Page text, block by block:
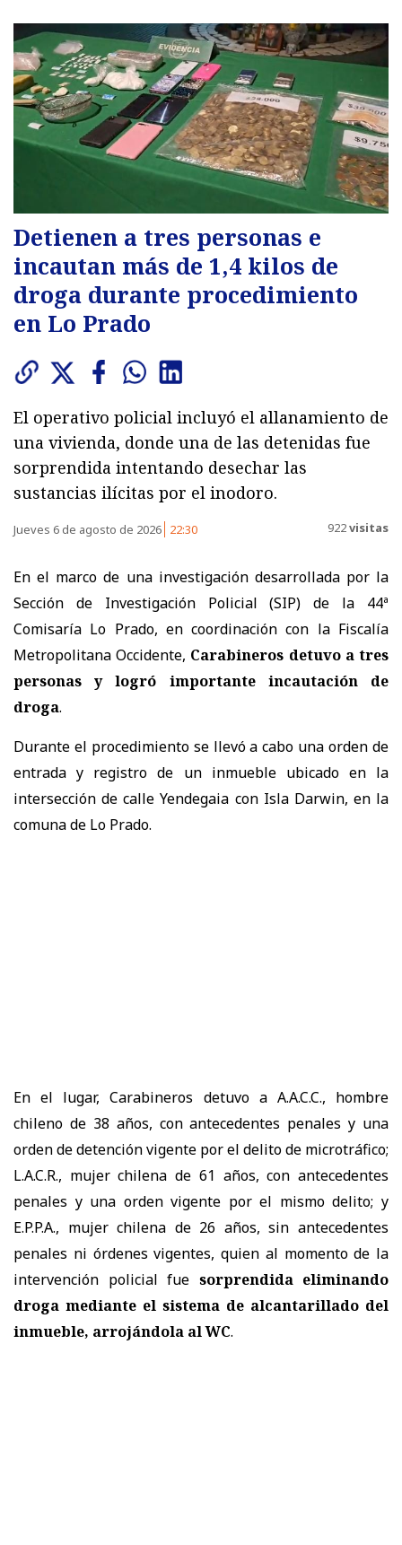
Detienen a tres personas e
incautan más de 1,4 kilos de
droga durante procedimiento
en Lo Prado
El operativo policial incluyó el allanamiento de
una vivienda, donde una de las detenidas fue
sorprendida intentando desechar las
sustancias ilícitas por el inodoro.
Jueves 6 de agosto de 2026 22:30 922visitas
En el marco de una investigación desarrollada por la
Sección de Investigación Policial (SIP) de la 44ª
Comisaría Lo Prado, en coordinación con la Fiscalía
Metropolitana Occidente, Carabineros detuvo a tres
personas y logró importante incautación de
droga.
Durante el procedimiento se llevó a cabo una orden de
entrada y registro de un inmueble ubicado en la
intersección de calle Yendegaia con Isla Darwin, en la
comuna de Lo Prado.
En el lugar, Carabineros detuvo a A.A.C.C., hombre
chileno de 38 años, con antecedentes penales y una
orden de detención vigente por el delito de microtráfico;
L.A.C.R., mujer chilena de 61 años, con antecedentes
penales y una orden vigente por el mismo delito; y
E.P.P.A., mujer chilena de 26 años, sin antecedentes
penales ni órdenes vigentes, quien al momento de la
intervención policial fue sorprendida eliminando
droga mediante el sistema de alcantarillado del
inmueble, arrojándola al WC.